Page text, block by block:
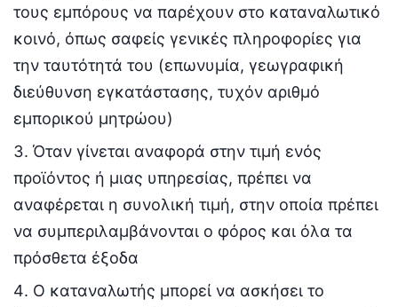
τους εμπόρους να παρέχουν στο καταναλωτικό
κοινό, όπως σαφείς γενικές πληροφορίες για
την ταυτότητά του (επωνυμία, γεωγραφική
διεύθυνση εγκατάστασης, τυχόν αριθμό
εμπορικού μητρώου)
Όταν γίνεται αναφορά στην τιμή ενός
προϊόντος ή μιας υπηρεσίας, πρέπει να
αναφέρεται η συνολική τιμή, στην οποία πρέπει
να συμπεριλαμβάνονται ο φόρος και όλα τα
πρόσθετα έξοδα
Ο καταναλωτής μπορεί να ασκήσει το